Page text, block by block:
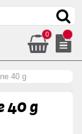
0
40 g
40 g